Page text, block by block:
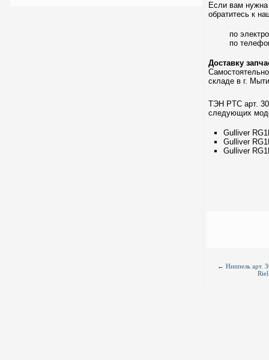
Если вам
обратитесь к
по
по
Доставку
складе в г.
ТЭН PTC арт.
следующих
Gulliver
Gulliver
Gulliver
← Ниппель арт.